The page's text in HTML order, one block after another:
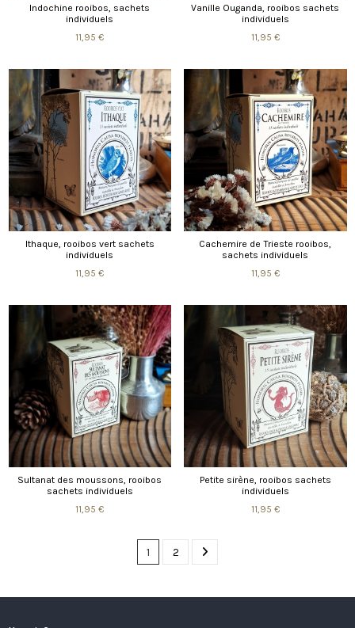
Indochine rooibos, sachets
individuels
11,95 €
Vanille Ouganda, rooibos sachets
individuels
11,95 €
Ithaque, rooibos vert sachets
individuels
11,95 €
Cachemire de Trieste rooibos,
sachets individuels
11,95 €
Sultanat des moussons, rooibos
sachets individuels
11,95 €
Petite sirène, rooibos sachets
individuels
11,95 €
1 2